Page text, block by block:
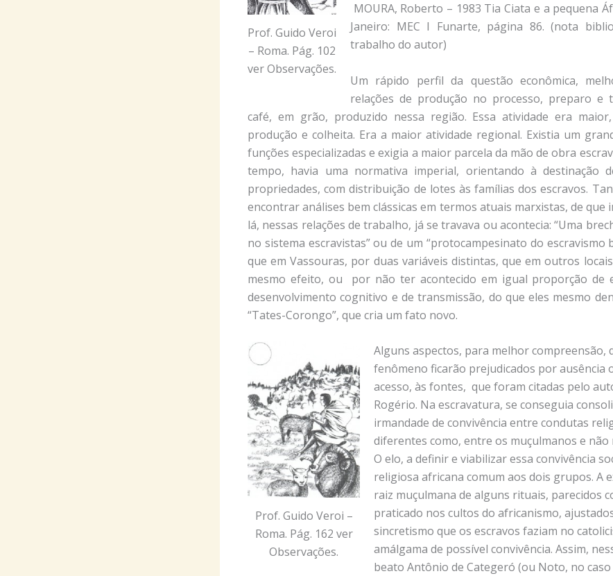
Prof. Guido Veroi
– Roma. Pág. 102
ver Observações.
MOURA, Roberto – 1983 Tia Ciata e a pequena
Janeiro: MEC I Funarte, página 86. (nota
trabalho do autor)
Um rápido perfil da questão econômica,
relações de produção no processo, preparo e
café, em grão, produzido nessa região. Essa atividade era
produção e colheita. Era a maior atividade regional. Existia um
funções especializadas e exigia a maior parcela da mão de obra
tempo, havia uma normativa imperial, orientando à destinação
propriedades, com distribuição de lotes às famílias dos escravos.
encontrar análises bem clássicas em termos atuais marxistas, de que
lá, nessas relações de trabalho, já se travava ou acontecia: “Uma
no sistema escravistas” ou de um “protocampesinato do escravismo
que em Vassouras, por duas variáveis distintas, que em outros
mesmo efeito, ou por não ter acontecido em igual proporção de
desenvolvimento cognitivo e de transmissão, do que eles mesmo
“Tates-Corongo”, que cria um fato novo.
Prof. Guido Veroi –
Roma. Pág. 162 ver
Observações.
Alguns aspectos, para melhor compreensão,
fenômeno ficarão prejudicados por ausência
acesso, às fontes, que foram citadas pelo
Rogério. Na escravatura, se conseguia
irmandade de convivência entre condutas
diferentes como, entre os muçulmanos e não
O elo, a definir e viabilizar essa convivência
religiosa africana comum aos dois grupos. A
raiz muçulmana de alguns rituais, parecidos
praticado nos cultos do africanismo,
sincretismo que os escravos faziam no
amálgama de possível convivência. Assim,
beato Antônio de Categeró (ou Noto, no caso